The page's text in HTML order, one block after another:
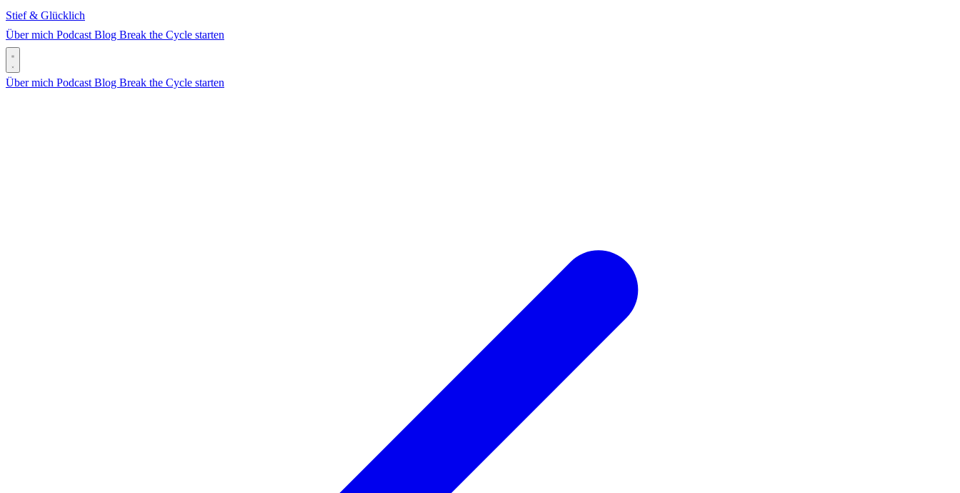
Stief & Glücklich
Über mich Podcast Blog Break the Cycle starten
Über mich Podcast Blog Break the Cycle starten